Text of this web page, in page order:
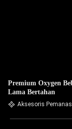
Premium Oxygen
Lama Bertahan
Aksesoris